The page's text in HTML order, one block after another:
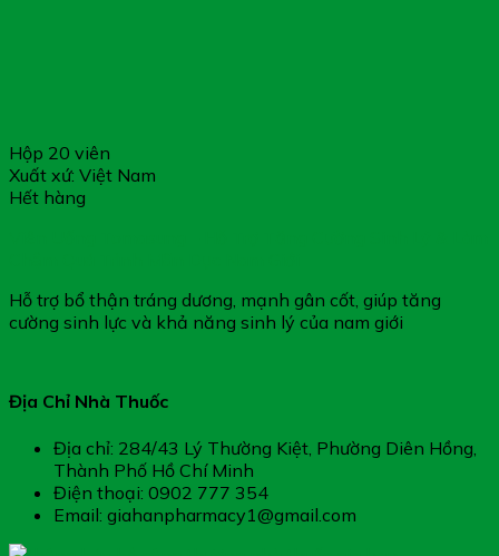
Hộp 20 viên
Xuất xứ: Việt Nam
Hết hàng
Hỗ trợ bổ thận tráng dương, mạnh gân cốt, giúp tăng
cường sinh lực và khả năng sinh lý của nam giới
Địa Chỉ Nhà Thuốc
Địa chỉ: 284/43 Lý Thường Kiệt, Phường Diên Hồng,
Thành Phố Hồ Chí Minh
Điện thoại: 0902 777 354
Email: giahanpharmacy1@gmail.com